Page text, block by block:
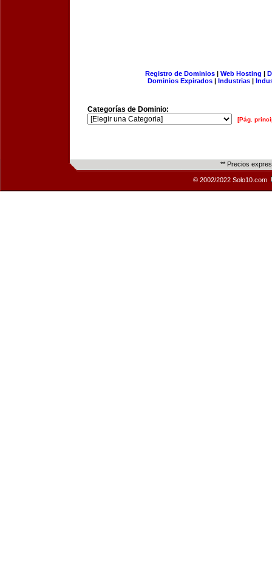
Registro de Dominios| Web Hosting |
Dominios Expirados | Industrias |
Categorías de Dominio:
[Pág.
** Precios
© 2002/2022 Solo10.com